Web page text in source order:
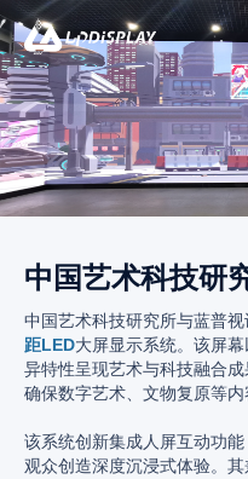
中国艺术科技研
中国艺术科技研究所与蓝普
距LED大屏显示系统。该屏
异特性呈现艺术与科技融合
确保数字艺术、文物复原等内
该系统创新集成人屏互动功
观众创造深度沉浸式体验。